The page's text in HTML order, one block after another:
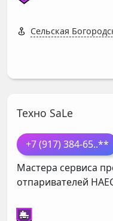
Сельская
Техно SaLe
+7 (917) 384-65..**
Мастера сервиса
отпаривателей